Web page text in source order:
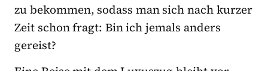
zu bekommen, sodass man sich nach kurzer
Zeit schon fragt: Bin ich jemals anders
gereist?